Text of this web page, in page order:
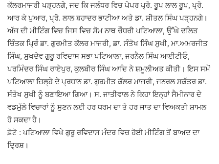
ਕੱਲਰਮਾਜਰੀ ਪੜ੍ਹਨਗੇ, ਜਦ ਕਿ ਜਲੰਧਰ ਵਿਚ ਪੇਪਰ ਪ੍ਰੋ. ਰੂਪ ਲਾਲ ਰੂਪ, ਪ੍ਰੋ.
ਆਰ ਕੇ ਪੁਆਰ, ਪ੍ਰੋ. ਲਾਲ ਬਹਾਦਰ ਭਾਟੀਆ ਅਤੇ ਡਾ. ਸ਼ੀਤਲ ਸਿੰਘ ਪੜ੍ਹਨਗੇ।
ਅੱਜ ਦੀ ਮੀਟਿੰਗ ਵਿਚ ਜਿਸ ਵਿਚ ਸੋਮ ਨਾਥ ਚੌਧਰੀ ਪਟਿਆਲਾ, ਉੱਘੇ ਦਲਿਤ
ਚਿੰਤਕ ਪ੍ਰਿੰ ਡਾ. ਗੁਰਮੀਤ ਕੱਲਰ ਮਾਜਰੀ, ਡਾ. ਸੰਤੋਖ ਸਿੰਘ ਸੁਖੀ, ਮਾ.ਅਮਰਜੀਤ
ਸਿੰਘ, ਸੁਖਦੇਵ ਗੁਰੂ ਰਵਿਦਾਸ ਸਭਾ ਪਟਿਆਲਾ, ਜਰਨੈਲ ਸਿੰਘ ਆਈਟੀਓ,
ਪਰਮਿੰਦਰ ਸਿੰਘ ਰਾਏਪੁਰ, ਕੁਲਬੀਰ ਸਿੰਘ ਆਦਿ ਨੇ ਸ਼ਮੂਲੀਅਤ ਕੀਤੀ। ਇਸ ਸਮੇਂ
ਪਟਿਆਲਾ ਜ਼ਿਲ੍ਹੇ ਦੇ ਪ੍ਰਧਾਨ ਡਾ. ਗੁਰਮੀਤ ਕੱਲਰ ਮਾਜਰੀ, ਜਨਰਲ ਸਕੱਤਰ ਡਾ.
ਸੰਤੋਖ ਸੁਖੀ ਨੂੰ ਬਣਾਇਆ ਗਿਆ। ਸ. ਜਾਤੀਵਾਲ ਨੇ ਕਿਹਾ ਇਨ੍ਹਾਂ ਸੈਮੀਨਾਰ ਦੇ
ਵਡਮੁੱਲੇ ਵਿਚਾਰਾਂ ਨੂੰ ਸੁਣਨ ਲਈ ਹਰ ਧਰਮ ਦਾ ਤੇ ਹਰ ਜਾਤ ਦਾ ਵਿਅਕਤੀ ਸ਼ਾਮਲ
ਹੋ ਸਕਦਾ ਹੈ।
ਫ਼ੋਟੋ : ਪਟਿਆਲਾ ਵਿਖੇ ਗੁਰੂ ਰਵਿਦਾਸ ਮੰਦਰ ਵਿਚ ਹੋਈ ਮੀ‌‌ਟਿੰਗ ਤੋਂ ਬਾਅਦ ਦਾ
ਦ੍ਰਿਸ਼।